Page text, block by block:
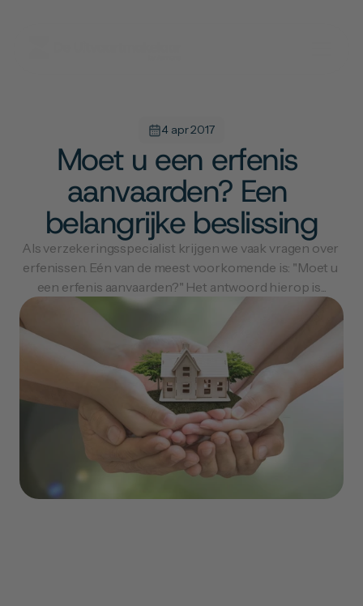
4 apr 2017
Moet u een erfenis
aanvaarden? Een
belangrijke beslissing
Als verzekeringsspecialist krijgen we vaak vragen over
erfenissen. Eén van de meest voorkomende is: "Moet u
een erfenis aanvaarden?" Het antwoord hierop is...